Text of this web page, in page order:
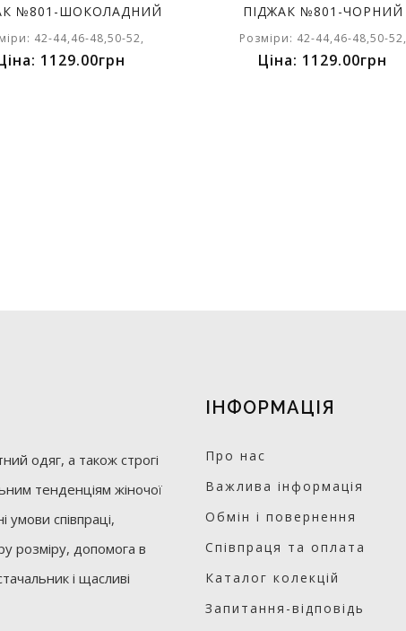
№801-ШОКОЛАДНИЙ
42-44,46-48,50-52,
1129.00грн
ПІДЖАК №801-ЧОРНИЙ
Розміри: 42-44,46-48,50-52,
Ціна: 1129.00грн
одяг, а також строгі
тенденціям жіночої
співпраці,
розміру, допомога в
і щасливі
ІНФОРМАЦІЯ
Про нас
Важлива інформація
Обмін і повернення
Співпраця та оплата
Каталог колекцій
Запитання-відповідь